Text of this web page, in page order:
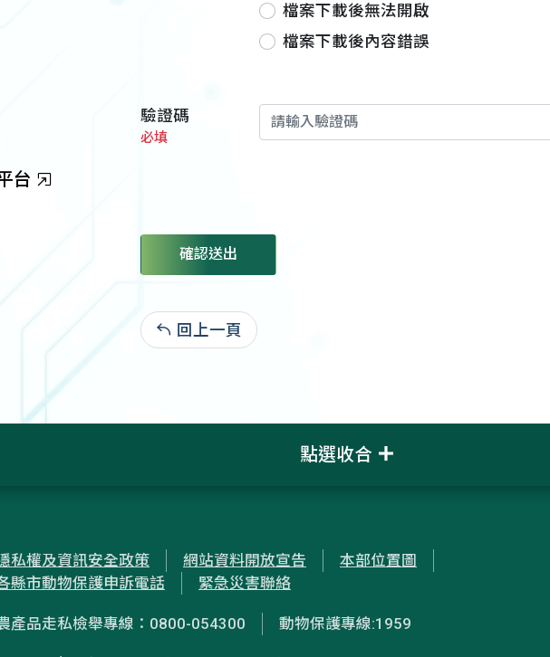
台
檔案下載後無法開啟
檔案下載後內容錯誤
驗證碼
必填
確認送出
回上一頁
點選收合
私權及資訊安全政策 網站資料開放宣告
本部位置圖
縣市動物保護申訴電話
緊急災害聯絡
產品走私檢舉專線：0800-054300 動物保護專線:1959